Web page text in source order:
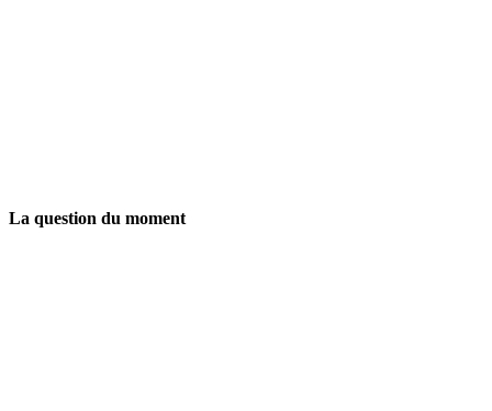
La question du moment